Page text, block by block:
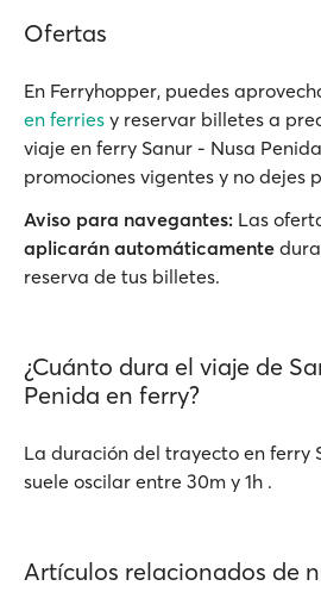
Ofertas
En Ferryhopper, puedes
en ferries y reservar billetes a
viaje en ferry Sanur - Nusa
promociones vigentes y no dejes
Aviso para navegantes: Las
aplicarán automáticamente
reserva de tus billetes.
¿Cuánto dura el viaje de
Penida en ferry?
La duración del trayecto en ferry
suele oscilar entre 30m y 1h .
Artículos relacionados de